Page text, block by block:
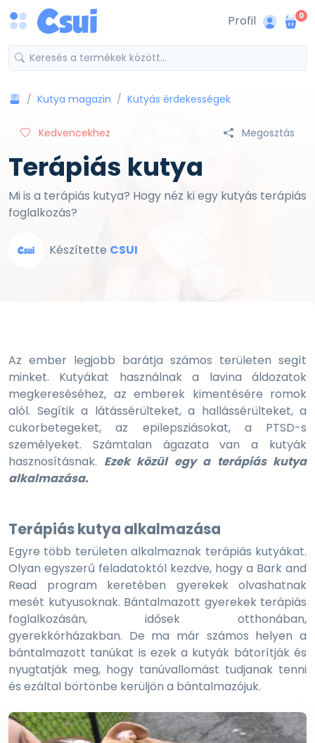
Profil 0
Kutya magazin Kutyás érdekességek
Kedvencekhez Megosztás
Terápiás kutya
Mi is a terápiás kutya? Hogy néz ki egy kutyás terápiás
foglalkozás?
Készítette CSUI
Az ember legjobb barátja számos területen segít
minket. Kutyákat használnak a lavina áldozatok
megkereséséhez, az emberek kimentésére romok
alól. Segítik a látássérülteket, a hallássérülteket, a
cukorbetegeket, az epilepsziásokat, a PTSD-s
személyeket. Számtalan ágazata van a kutyák
hasznosításnak. Ezek közül egy a terápiás kutya
alkalmazása.
Terápiás kutya alkalmazása
Egyre több területen alkalmaznak terápiás kutyákat.
Olyan egyszerű feladatoktól kezdve, hogy a Bark and
Read program keretében gyerekek olvashatnak
mesét kutyusoknak. Bántalmazott gyerekek terápiás
foglalkozásán, idősek otthonában,
gyerekkórházakban. De ma már számos helyen a
bántalmazott tanúkat is ezek a kutyák bátorítják és
nyugtatják meg, hogy tanúvallomást tudjanak tenni
és ezáltal börtönbe kerüljön a bántalmazójuk.